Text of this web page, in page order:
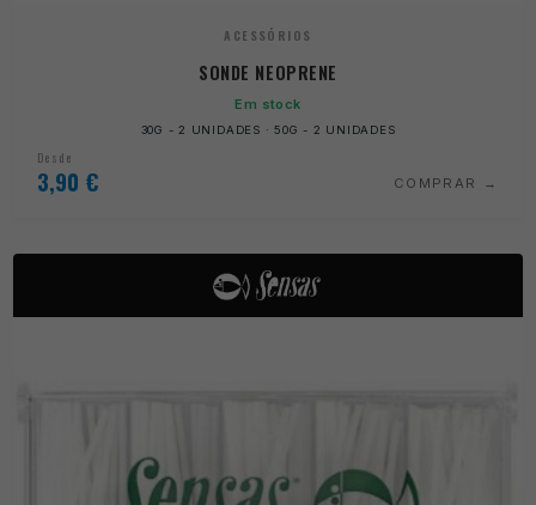
ACESSÓRIOS
SONDE NEOPRENE
Em stock
30G - 2 UNIDADES · 50G - 2 UNIDADES
Desde
3,90 € COMPRAR